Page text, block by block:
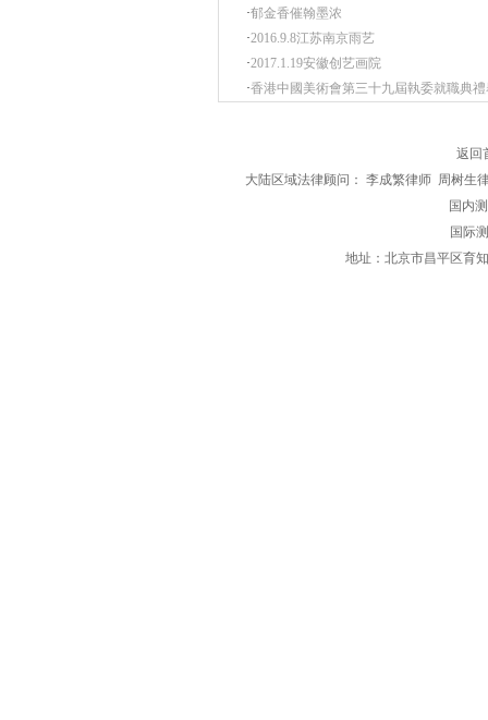
·郁金香催翰墨浓
·2016.9.8江苏南京雨艺
·2017.1.19安徽创艺画院
·香港中國美術會第三十九屆執委就職典
返回
大陆区域法律顾问： 李成繁律师 周树
国内测评
国际
地址：北京市昌平区